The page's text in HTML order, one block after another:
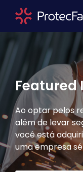
Featured
Ao optar pelos
além de levar
você está
uma empresa